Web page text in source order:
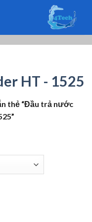
HT - 1525
thẻ “Đầu trả nước